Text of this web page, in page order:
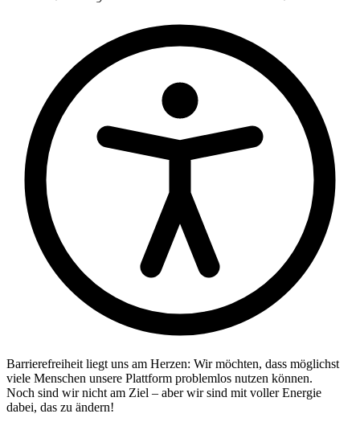
Barrierefreiheit liegt uns am Herzen: Wir möchten, dass möglichst
viele Menschen unsere Plattform problemlos nutzen können.
Noch sind wir nicht am Ziel – aber wir sind mit voller Energie
dabei, das zu ändern!